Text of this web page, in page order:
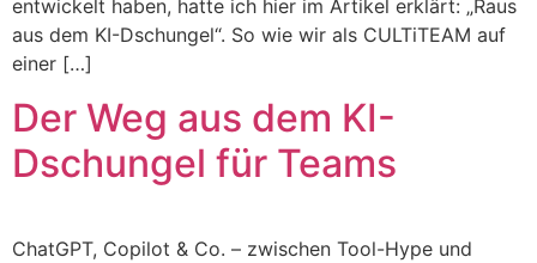
entwickelt haben, hatte ich hier im Artikel erklärt: „Raus
aus dem KI-Dschungel“. So wie wir als CULTiTEAM auf
einer […]
Der Weg aus dem KI-
Dschungel für Teams
ChatGPT, Copilot & Co. – zwischen Tool-Hype und